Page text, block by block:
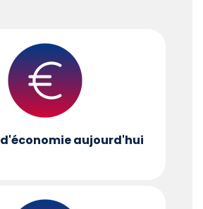
d'économie aujourd'hui